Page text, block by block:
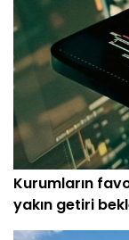
Kurumların
yakın getiri